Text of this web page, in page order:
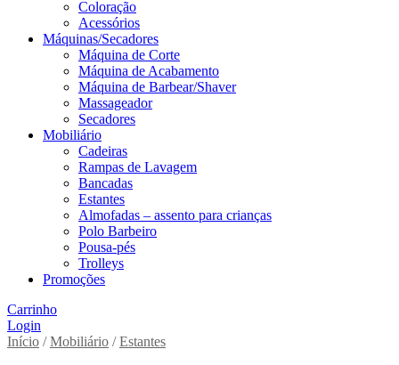
Coloração
Acessórios
Máquinas/Secadores
Máquina de Corte
Máquina de Acabamento
Máquina de Barbear/Shaver
Massageador
Secadores
Mobiliário
Cadeiras
Rampas de Lavagem
Bancadas
Estantes
Almofadas – assento para crianças
Polo Barbeiro
Pousa-pés
Trolleys
Promoções
Carrinho
Login
Início /Mobiliário /Estantes